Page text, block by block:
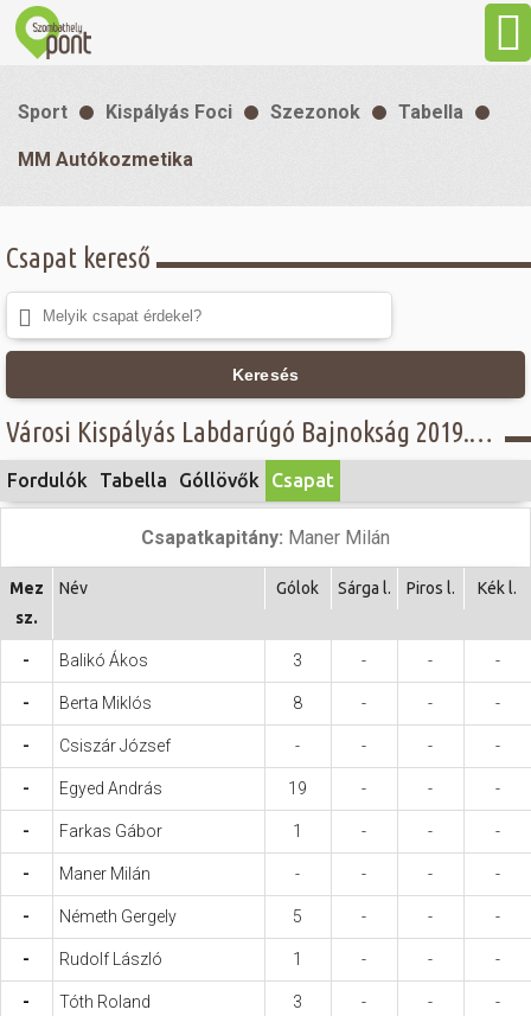
Programok
Gasztronómia
Sport
Szabadidő
Hasznos
Sport Kispályás Foci Szezonok Tabella
MM Autókozmetika
Csapat kereső
Keresés
Városi Kispályás Labdarúgó Bajnokság 2019. - ll. osztály, Intersport - MM Autókozmetika
Fordulók Tabella Góllövők Csapat
Csapatkapitány: Maner Milán
Mez
sz.
Név Gólok Sárga l. Piros l. Kék l.
- Balikó Ákos 3 - - -
- Berta Miklós 8 - - -
- Csiszár József - - - -
- Egyed András 19 - - -
- Farkas Gábor 1 - - -
- Maner Milán - - - -
- Németh Gergely 5 - - -
- Rudolf László 1 - - -
- Tóth Roland 3 - - -